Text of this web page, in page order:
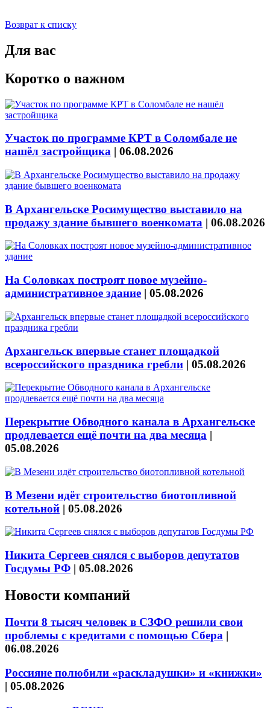
Возврат к списку
Для вас
Коротко о важном
Участок по программе КРТ в Соломбале не
нашёл застройщика | 06.08.2026
В Архангельске Росимущество выставило на
продажу здание бывшего военкомата | 06.08.2026
На Соловках построят новое музейно-
административное здание | 05.08.2026
Архангельск впервые станет площадкой
всероссийского праздника гребли | 05.08.2026
Перекрытие Обводного канала в Архангельске
продлевается ещё почти на два месяца |
05.08.2026
В Мезени идёт строительство биотопливной
котельной | 05.08.2026
Никита Сергеев снялся с выборов депутатов
Госдумы РФ | 05.08.2026
Новости компаний
Почти 8 тысяч человек в СЗФО решили свои
проблемы с кредитами с помощью Сбера |
06.08.2026
Россияне полюбили «раскладушки» и «книжки»
| 05.08.2026